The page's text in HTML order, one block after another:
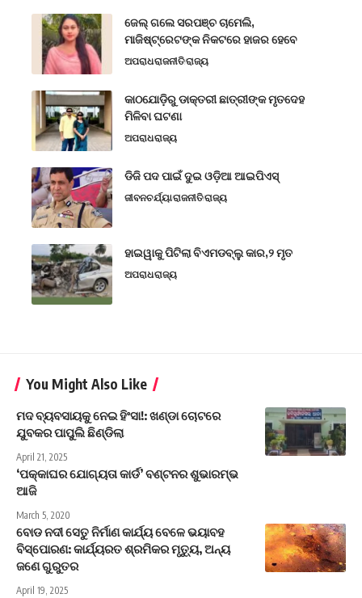
ଜେଲ୍ ଗଲେ ସରପଞ୍ଚ ଚାମେଲି,
ମାଜିଷ୍ଟ୍ରେଟଙ୍କ ନିକଟରେ ହାଜର ହେବେ
ଅପରାଧରାଜନୀତିରାଜ୍ୟ
କାଠଯୋଡ଼ିରୁ ଡାକ୍ତରୀ ଛାତ୍ରୀଙ୍କ ମୃତଦେହ
ମିଳିବା ଘଟଣା
ଅପରାଧରାଜ୍ୟ
ଡିଜି ପଦ ପାଇଁ ଦୁଇ ଓଡ଼ିଆ ଆଇପିଏସ୍
ଜୀବନଚର୍ଯ୍ୟାରାଜନୀତିରାଜ୍ୟ
ହାଇୱାକୁ ପିଟିଲା ବିଏମଡବ୍ଲୁ କାର,୨ ମୃତ
ଅପରାଧରାଜ୍ୟ
You Might Also Like
ମଦ ବ୍ୟବସାୟକୁ ନେଇ ହିଂସା!: ଖଣ୍ଡା ଚୋଟରେ
ଯୁବକର ପାପୁଲି ଛିଣ୍ଡିଲା
April 21, 2025
‘ପକ୍କାଘର ଯୋଗ୍ୟତା କାର୍ଡ’ ବଣ୍ଟନର ଶୁଭାରମ୍ଭ
ଆଜି
March 5, 2020
ବୋଡ ନଦୀ ସେତୁ ନିର୍ମାଣ କାର୍ଯ୍ୟ ବେଳେ ଭୟାବହ
ବିସ୍ପୋରଣ: କାର୍ଯ୍ୟରତ ଶ୍ରମିକର ମୃତ୍ୟୁ, ଅନ୍ୟ
ଜଣେ ଗୁରୁତର
April 19, 2025